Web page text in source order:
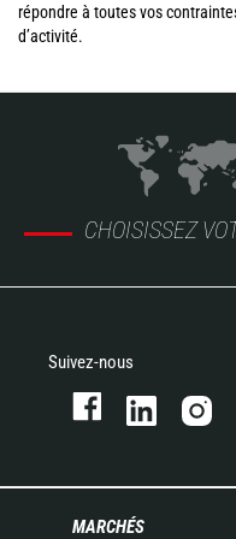
répondre à toutes vos
d’activité.
CHOISISSEZ
Suivez-nous
MARCHÉS